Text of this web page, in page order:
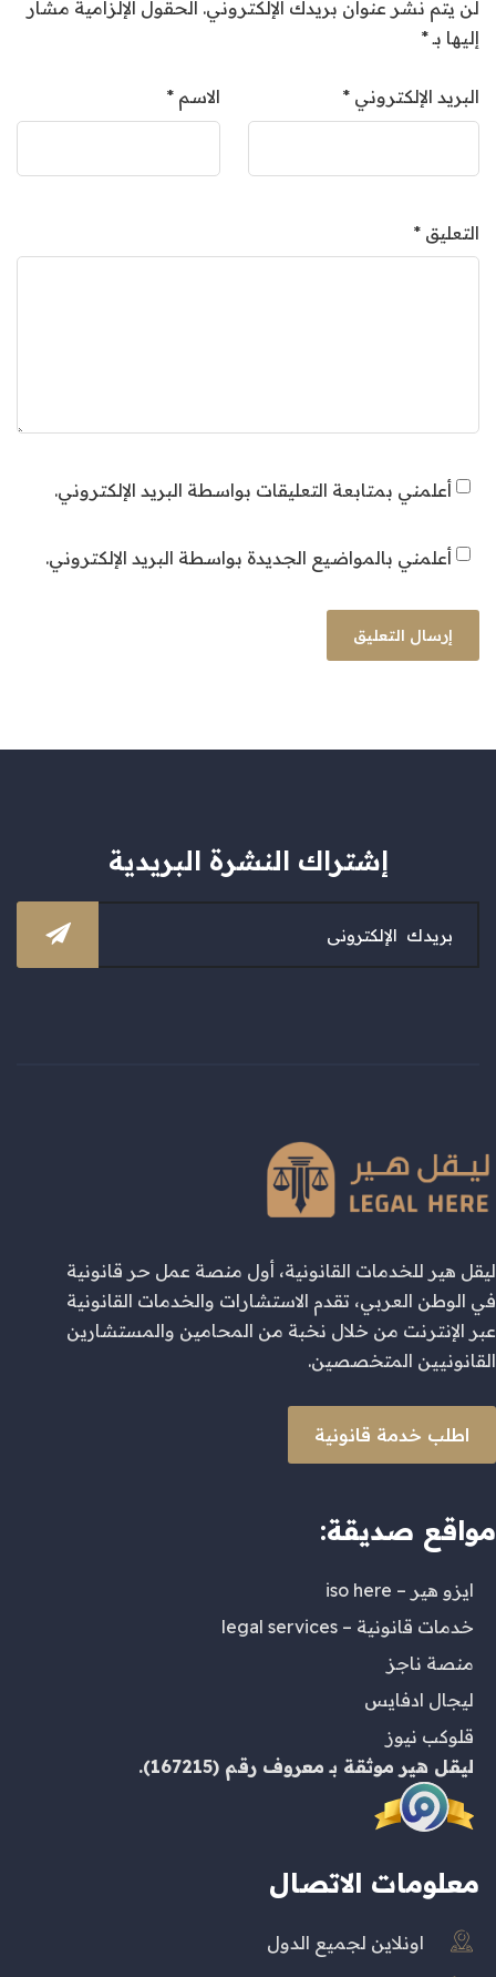
لن يتم نشر عنوان بريدك الإلكتروني. الحقول الإلزامية مشار
إليها بـ*
الاسم * البريد الإلكتروني *
التعليق *
أعلمني بمتابعة التعليقات بواسطة البريد الإلكتروني.
أعلمني بالمواضيع الجديدة بواسطة البريد الإلكتروني.
إشتراك النشرة البريدية
ليقل هير للخدمات القانونية، أول منصة عمل حر قانونية
في الوطن العربي، تقدم الاستشارات والخدمات القانونية
عبر الإنترنت من خلال نخبة من المحامين والمستشارين
القانونيين المتخصصين.
اطلب خدمة قانونية
مواقع صديقة:
ايزو هير – iso here
خدمات قانونية – legal services
منصة ناجز
ليجال ادفايس
قلوكب نيوز
ليقل هير موثقة بـ معروف رقم (167215).
معلومات الاتصال
اونلاين لجميع الدول